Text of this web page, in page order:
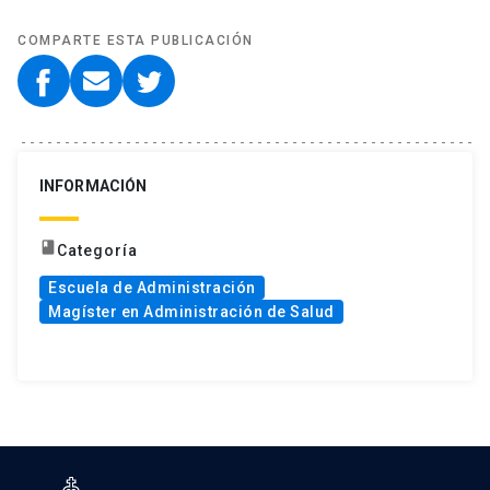
COMPARTE ESTA PUBLICACIÓN
INFORMACIÓN
book Categoría
Escuela de Administración
Magíster en Administración de Salud